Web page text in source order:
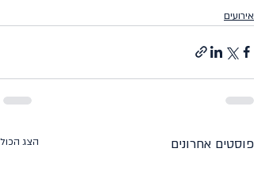
אירועים
פוסטים אחרונים הצג הכול